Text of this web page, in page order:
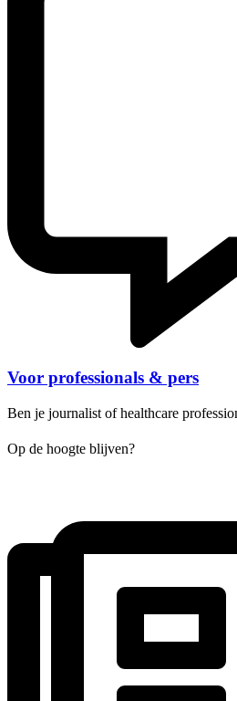
Voor professionals & pers
Ben je journalist of healthcare
Op de hoogte blijven?